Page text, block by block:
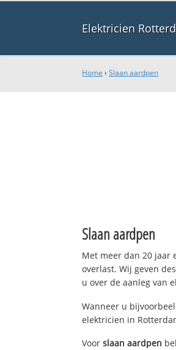
Elektricien
Home ›Slaan aardpen
Slaan aardpen
Met meer dan 20
overlast. Wij geven
u over de aanleg van
Wanneer u
elektricien in
Voorslaan aardpen